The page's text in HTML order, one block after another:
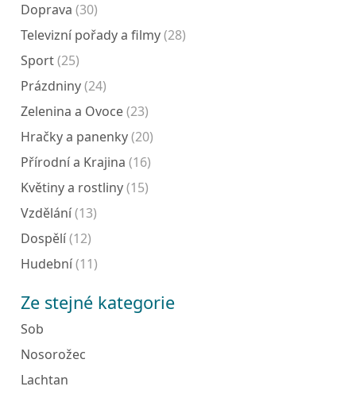
Doprava (30)
Televizní pořady a filmy(28)
Sport(25)
Prázdniny(24)
Zelenina a Ovoce(23)
Hračky a panenky(20)
Přírodní a Krajina (16)
Květiny a rostliny(15)
Vzdělání(13)
Dospělí(12)
Hudební(11)
Ze stejné kategorie
Sob
Nosorožec
Lachtan